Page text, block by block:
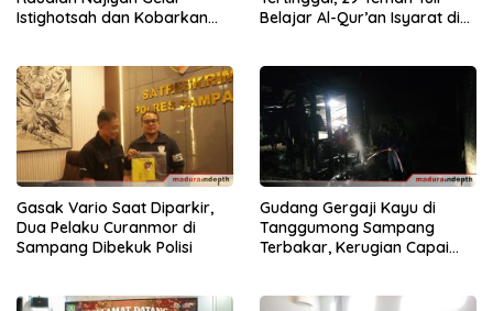
Istighotsah dan Kobarkan
Belajar Al-Qur’an Isyarat di
Gasak Vario Saat Diparkir,
Dua Pelaku Curanmor di
Sampang Dibekuk Polisi
Gudang Gergaji Kayu di
Tanggumong Sampang
Terbakar, Kerugian Capai